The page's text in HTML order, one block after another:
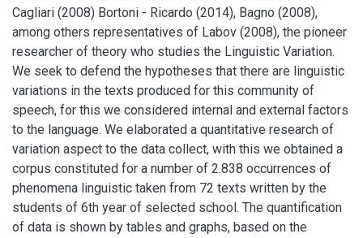
Cagliari (2008) Bortoni - Ricardo (2014), Bagno (2008),
among others representatives of Labov (2008), the pioneer
researcher of theory who studies the Linguistic Variation.
We seek to defend the hypotheses that there are linguistic
variations in the texts produced for this community of
speech, for this we considered internal and external factors
to the language. We elaborated a quantitative research of
variation aspect to the data collect, with this we obtained a
corpus constituted for a number of 2.838 occurrences of
phenomena linguistic taken from 72 texts written by the
students of 6th year of selected school. The quantification
of data is shown by tables and graphs, based on the